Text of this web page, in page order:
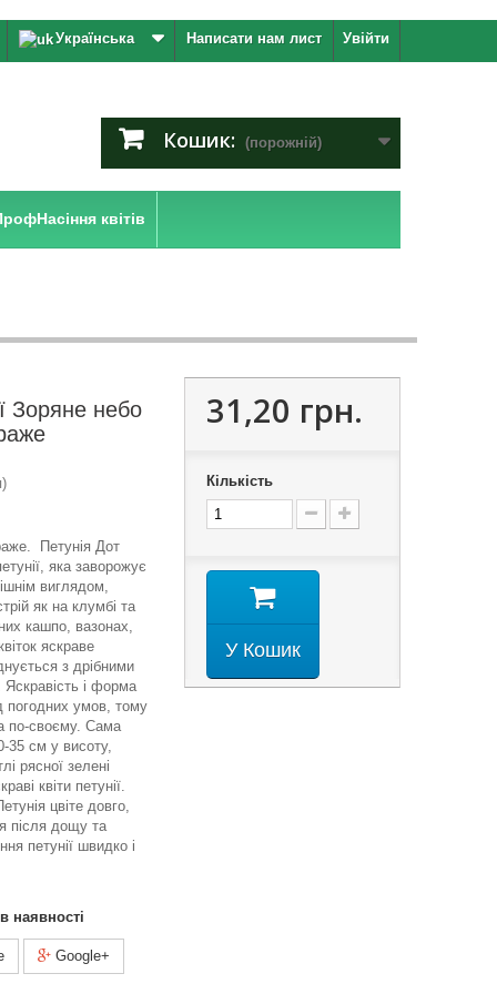
Увійти
Написати нам лист
Українська
Кошик: (порожній)
квітів
Зоряне небо
Петунія Дот
яка заворожує
виглядом,
як на клумбі та
кашпо, вазонах,
яскраве
з дрібними
і форма
погодних умов, тому
по-своєму. Сама
35 см у висоту,
рясної зелені
квіти петунії.
цвіте довго,
після дощу та
петунії швидко і
наявності
Google+
31,20 грн.
Кількість
У Кошик